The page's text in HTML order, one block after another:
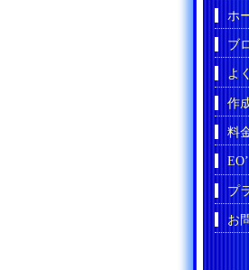
ホ
ブ
よ
作
料
プ
お